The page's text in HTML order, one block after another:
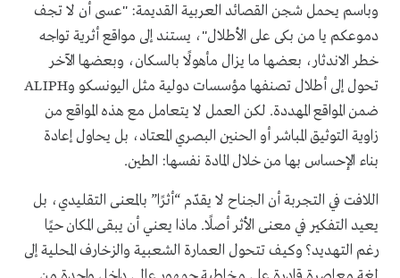
وباسم يحمل شجن القصائد العربية القديمة: "عسى أن لا تجف
دموعكم يا من بكى على الأطلال"، يستند إلى مواقع أثرية تواجه
خطر الاندثار، بعضها ما يزال مأهولًا بالسكان، وبعضها الآخر
تحول إلى أطلال تصنفها مؤسسات دولية مثل اليونسكو وALIPH
ضمن المواقع المهددة. لكن العمل لا يتعامل مع هذه المواقع من
زاوية التوثيق المباشر أو الحنين البصري المعتاد، بل يحاول إعادة
بناء الإحساس بها من خلال المادة نفسها: الطين.
اللافت في التجربة أن الجناح لا يقدّم “أثرًا” بالمعنى التقليدي، بل
يعيد التفكير في معنى الأثر أصلًا. ماذا يعني أن يبقى المكان حيًا
رغم التهديد؟ وكيف تتحول العمارة الشعبية والزخارف المحلية إلى